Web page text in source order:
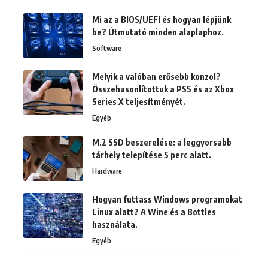
Mi az a BIOS/UEFI és hogyan lépjünk
be? Útmutató minden alaplaphoz.
Software
Melyik a valóban erősebb konzol?
Összehasonlítottuk a PS5 és az Xbox
Series X teljesítményét.
Egyéb
M.2 SSD beszerelése: a leggyorsabb
tárhely telepítése 5 perc alatt.
Hardware
Hogyan futtass Windows programokat
Linux alatt? A Wine és a Bottles
használata.
Egyéb